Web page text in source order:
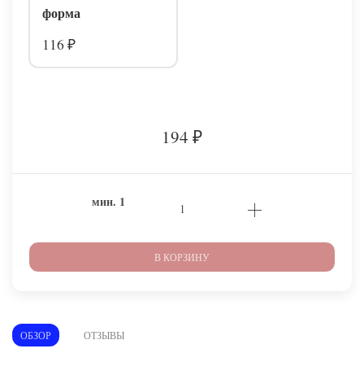
форма
116 ₽
194 ₽
мин. 1
В КОРЗИНУ
ОБЗОР ОТЗЫВЫ